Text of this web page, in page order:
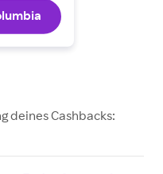
deines Cashbacks: